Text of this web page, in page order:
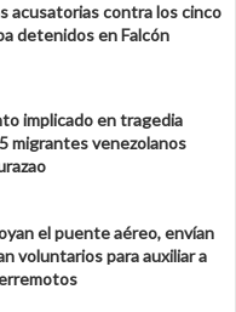
acusatorias contra los cinco
detenidos en Falcón
implicado en tragedia
migrantes venezolanos
el puente aéreo, envían
voluntarios para auxiliar a